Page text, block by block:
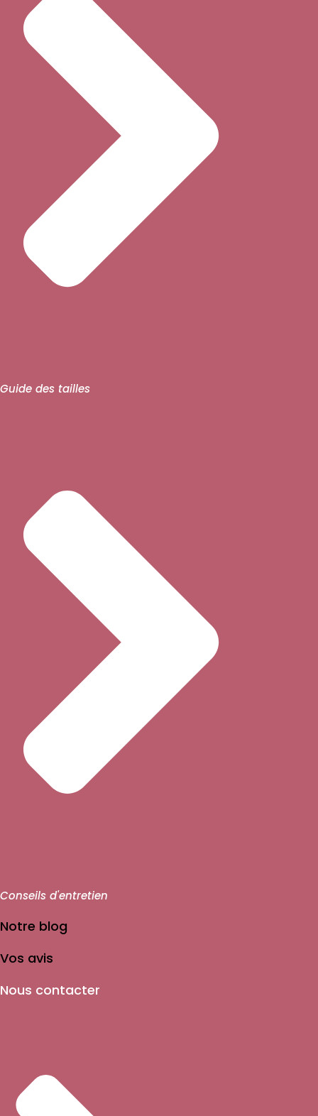
Guide des tailles
Conseils d'entretien
Notre blog
Vos avis
Nous contacter